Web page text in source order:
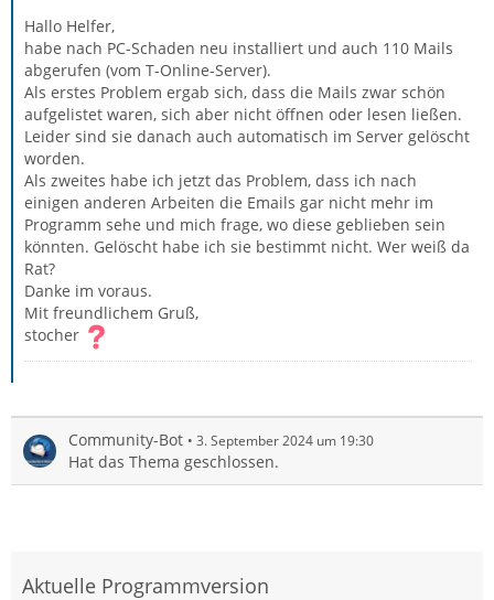
Hallo Helfer,
habe nach PC-Schaden neu installiert und auch 110 Mails
abgerufen (vom T-Online-Server).
Als erstes Problem ergab sich, dass die Mails zwar schön
aufgelistet waren, sich aber nicht öffnen oder lesen ließen.
Leider sind sie danach auch automatisch im Server gelöscht
worden.
Als zweites habe ich jetzt das Problem, dass ich nach
einigen anderen Arbeiten die Emails gar nicht mehr im
Programm sehe und mich frage, wo diese geblieben sein
könnten. Gelöscht habe ich sie bestimmt nicht. Wer weiß da
Rat?
Danke im voraus.
Mit freundlichem Gruß,
stocher
Community-Bot 3. September 2024 um 19:30
Hat das Thema geschlossen.
Aktuelle Programmversion